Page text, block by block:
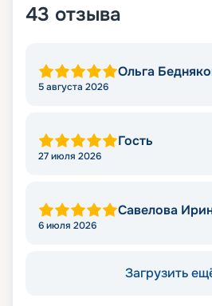
43 отзыва
Ольга
5 августа 2026
Гость
27 июля 2026
Савелова
6 июля 2026
Загрузить